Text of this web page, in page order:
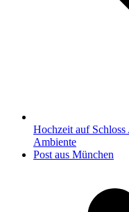
Hochzeit auf
Ambiente
Nächster
Post aus München